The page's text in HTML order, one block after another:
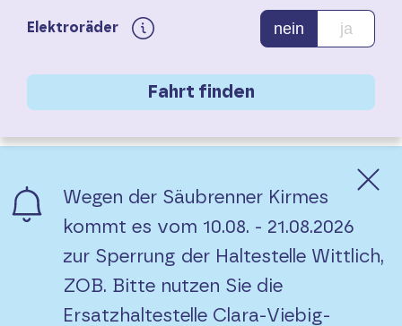
Elektroräder nein ja
Wegen der Säubrenner Kirmes
kommt es vom 10.08. - 21.08.2026
zur Sperrung der Haltestelle Wittlich,
ZOB. Bitte nutzen Sie die
Ersatzhaltestelle Clara-Viebig-